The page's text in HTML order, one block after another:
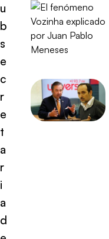
u
b
s
e
c
r
e
t
a
r
i
a
d